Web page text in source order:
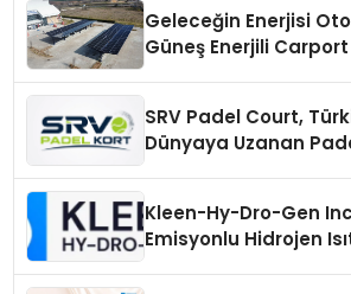
Geleceğin Enerjisi
Güneş Enerjili
SRV Padel Court,
Dünyaya Uzanan
Kleen-Hy-Dro-Gen
Emisyonlu Hidrojen